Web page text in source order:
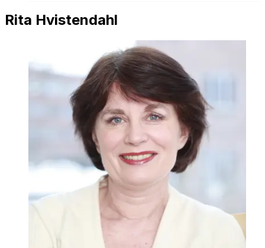
Rita Hvistendahl